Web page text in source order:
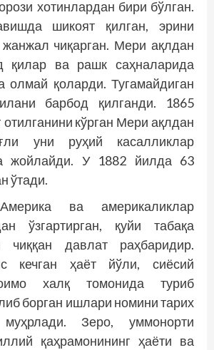
хотинлардан бири бўлган.
шикоят қилган, эрини
жанжал чиқарган. Мери ақлдан
қилар ва рашк саҳналарида
олмай қоларди. Тугамайдиган
барбод қилганди. 1865
кўрган Мери ақлдан
уни руҳий касалликлар
жойлайди. У 1882 йилда 63
ўтади.
ва америкаликлар
ўзгартирган, қуйи табақа
чиққан давлат раҳбаридир.
кечган ҳаёт йўли, сиёсий
халқ томонида туриб
борган ишлари номини тарих
муҳрлади. Зеро, уммонорти
қаҳрамонининг ҳаёти ва